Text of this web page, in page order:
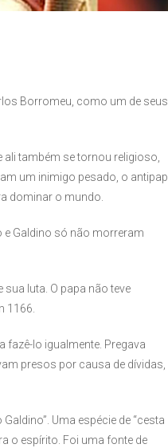
Borromeu, como um de seus
ali também se tornou religioso,
um inimigo pesado, o
dominar o mundo.
Galdino só não morreram
luta. O papa não teve
1166.
lo igualmente. Pregava
presos por causa de dívidas,
Uma espécie de “cesta
o espírito. Foi uma fonte de